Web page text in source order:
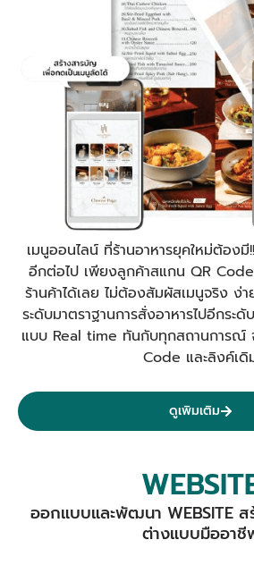
เมนูออนไลน์ ที่ร้านอาหารยุคใหม่ต้อง
อีกต่อไป เพียงลูกค้าสแกน QR
ร้านค้าได้เลย ไม่ต้องสัมผัสเมนูจริง ง่
ระดับมาตราฐานการสั่งอาหารไปอีกระ
แบบ Real time ทันกับทุกสถานการณ์
Code และลิงค์เดิ
ดูเพิมเติม
ออกแบบและพัฒนา WEBSITE ส
ต่างแบบมืออาชี